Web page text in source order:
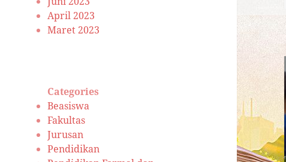
April 2023
Maret 2023
Categories
Beasiswa
Fakultas
Jurusan
Pendidikan